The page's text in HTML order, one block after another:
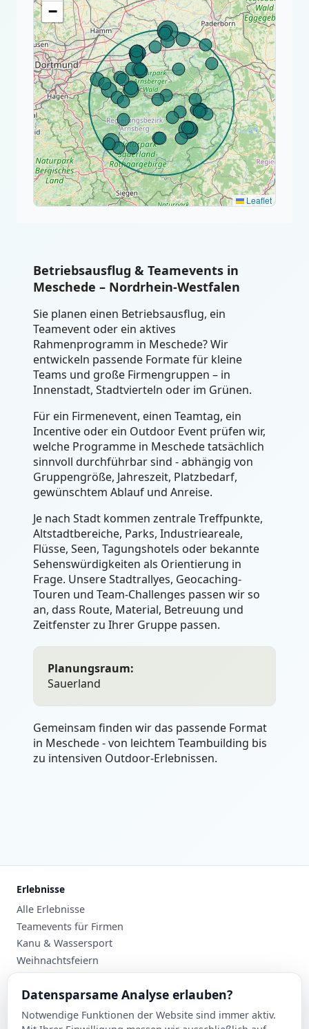
−
Leaflet
Betriebsausflug & Teamevents in
Meschede – Nordrhein-Westfalen
Sie planen einen Betriebsausflug, ein
Teamevent oder ein aktives
Rahmenprogramm in Meschede? Wir
entwickeln passende Formate für kleine
Teams und große Firmengruppen – in
Innenstadt, Stadtvierteln oder im Grünen.
Für ein Firmenevent, einen Teamtag, ein
Incentive oder ein Outdoor Event prüfen wir,
welche Programme in Meschede tatsächlich
sinnvoll durchführbar sind - abhängig von
Gruppengröße, Jahreszeit, Platzbedarf,
gewünschtem Ablauf und Anreise.
Je nach Stadt kommen zentrale Treffpunkte,
Altstadtbereiche, Parks, Industrieareale,
Flüsse, Seen, Tagungshotels oder bekannte
Sehenswürdigkeiten als Orientierung in
Frage. Unsere Stadtrallyes, Geocaching-
Touren und Team-Challenges passen wir so
an, dass Route, Material, Betreuung und
Zeitfenster zu Ihrer Gruppe passen.
Planungsraum:
Sauerland
Gemeinsam finden wir das passende Format
in Meschede - von leichtem Teambuilding bis
zu intensiven Outdoor-Erlebnissen.
Erlebnisse
Alle Erlebnisse
Teamevents für Firmen
Kanu & Wassersport
Weihnachtsfeiern
Planung
Events nach Stadt
Suche
Datensparsame Analyse erlauben?
Notwendige Funktionen der Website sind immer aktiv.